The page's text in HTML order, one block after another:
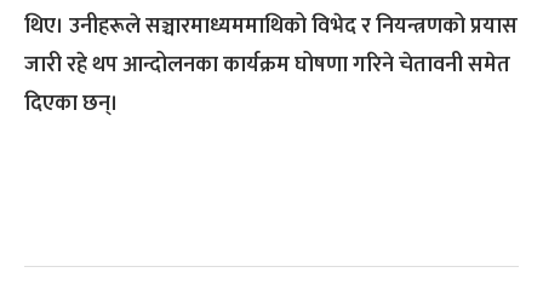
थिए। उनीहरूले सञ्चारमाध्यममाथिको विभेद र नियन्त्रणको प्रयास
जारी रहे थप आन्दोलनका कार्यक्रम घोषणा गरिने चेतावनी समेत
दिएका छन्।